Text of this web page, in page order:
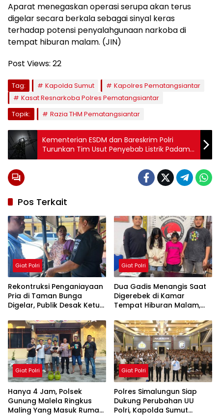
Aparat menegaskan operasi serupa akan terus
digelar secara berkala sebagai sinyal keras
terhadap potensi penyalahgunaan narkoba di
tempat hiburan malam. (JIN)
Post Views: 22
Tag: Kapolda Sumut
Kapolres Pematangsiantar
Kasat Resnarkoba Polres Pematangsiantar
Topik:
Razia THM Pematangsiantar
Kementerian ESDM dan Bareskrim Polri
Turunkan Tim Usut Penyebab Listrik Padam
di Sumatera
Pos Terkait
Giat Polri
Rekontruksi Penganiayaan
Pria di Taman Bunga
Digelar, Publik Desak Ketua
Pematangsiantar Diperiksa
Giat Polri
Dua Gadis Menangis Saat
Digerebek di Kamar
Tempat Hiburan Malam,
Bongkar Jaringan Pemakai
Sabu di Simalungun
Giat Polri
Hanya 4 Jam, Polsek
Gunung Malela Ringkus
Maling Yang Masuk Rumah
Giat Polri
Polres Simalungun Siap
Dukung Perubahan UU
Polri, Kapolda Sumut